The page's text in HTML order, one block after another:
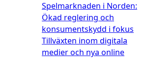
Spelmarknaden i Norden:
Ökad reglering och
konsumentskydd i fokus
Tillväxten inom digitala
medier och nya online